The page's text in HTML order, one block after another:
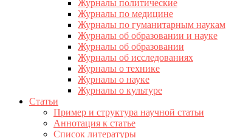
Журналы политические
Журналы по медицине
Журналы по гуманитарным наукам
Журналы об образовании и науке
Журналы об образовании
Журналы об исследованиях
Журналы о технике
Журналы о науке
Журналы о культуре
Статьи
Пример и структура научной статьи
Аннотация к статье
Список литературы